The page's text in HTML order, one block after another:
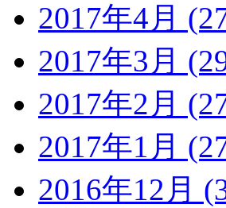
2017年4月
2017年3月
2017年2月
2017年1月
2016年12月